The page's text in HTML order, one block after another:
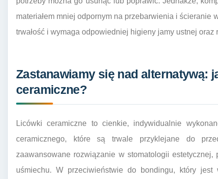
materiałem mniej odpornym na przebarwienia i ścieranie
trwałość i wymaga odpowiedniej higieny jamy ustnej
Zastanawiamy się nad alternatywą:
ceramiczne?
Licówki ceramiczne to cienkie, indywidualnie
ceramicznego, które są trwale przyklejane do
zaawansowane rozwiązanie w stomatologii
uśmiechu. W przeciwieństwie do bondingu, który